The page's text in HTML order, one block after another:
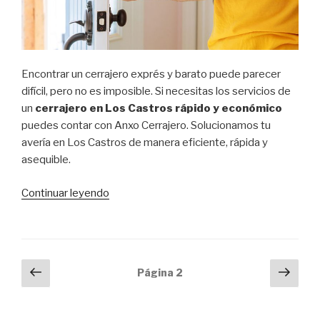
Encontrar un cerrajero exprés y barato puede parecer
difícil, pero no es imposible. Si necesitas los servicios de
un cerrajero en Los Castros rápido y económico
puedes contar con Anxo Cerrajero. Solucionamos tu
avería en Los Castros de manera eficiente, rápida y
asequible.
Continuar leyendo
Navegación
de anterior
Página 2